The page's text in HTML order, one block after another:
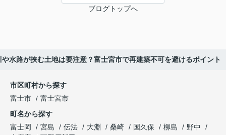
ブログトップへ
水路が挟む土地は要注意？富士宮市で再建築不可を避けるポイント
市区町村から探す
富士市
富士宮市
町名から探す
富士岡
宮島 伝法 大淵 桑崎 国久保 柳島
野中